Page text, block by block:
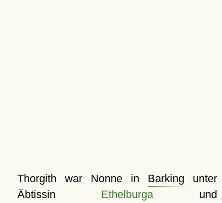
Thorgith war Nonne in Barking unter
Äbtissin Ethelburgaund